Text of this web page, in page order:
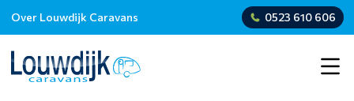
Over Louwdijk Caravans 0523 610 606